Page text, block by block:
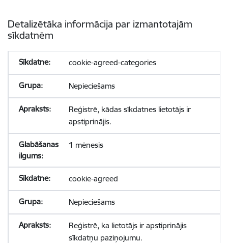
Detalizētāka informācija par izmantotajām
sīkdatnēm
cookie-agreed-categories
Nepieciešams
Reģistrē, kādas sīkdatnes lietotājs ir
apstiprinājis.
1 mēnesis
cookie-agreed
Nepieciešams
Reģistrē, ka lietotājs ir apstiprinājis
sīkdatņu paziņojumu.